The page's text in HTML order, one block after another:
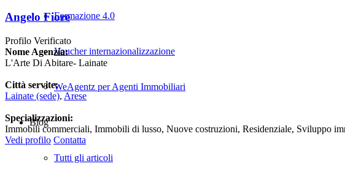
Formazione 4.0
Voucher internazionalizzazione
WeAgentz per Agenti Immobiliari
Blog
Tutti gli articoli
Angelo Fiore
Profilo Verificato
Nome Agenzia:
L'Arte Di Abitare- Lainate
Città servite:
Lainate (sede), Arese
Specializzazioni:
Immobili commerciali, Immobili di lusso, Nuove costruzioni, Residenziale, Sviluppo
Vedi profilo Contatta